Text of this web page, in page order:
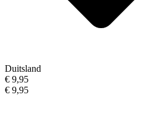
Duitsland
€ 9,95
€ 9,95